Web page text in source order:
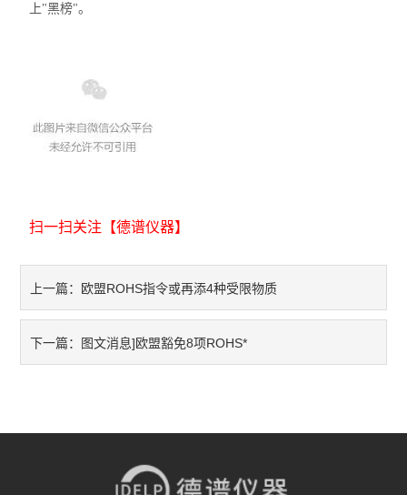
X射线光谱仪
金属合金分析仪
上"黑榜"。
扫一扫关注【德谱仪器】
上一篇： 欧盟ROHS指令或再添4种受限物质
下一篇： 图文消息]欧盟豁免8项ROHS*